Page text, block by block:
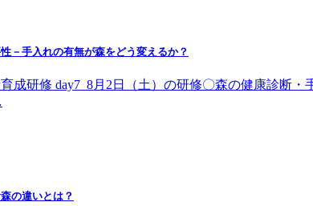
－手入れの有無が森をどう変えるか？
成研修 day7 8月2日（土）の研修〇森の健康診断
の違いとは？